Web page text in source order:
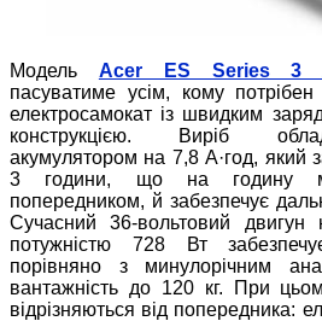
Модель Acer ES Series 3
пасуватиме усім, кому потрібен
електросамокат із швидким
конструкцією. Виріб
акумулятором на 7,8 А·год, який
3 години, що на годину
попередником, й забезпечує
Сучасний 36-вольтовий
потужністю 728 Вт
порівняно з минулорічним
вантажність до 120 кг. При
відрізняються від попередника: